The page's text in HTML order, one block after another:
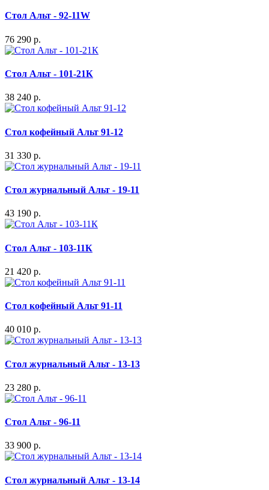
Стол Альт - 92-11W
76 290 р.
Стол Альт - 101-21К
38 240 р.
Стол кофейный Альт 91-12
31 330 р.
Стол журнальный Альт - 19-11
43 190 р.
Стол Альт - 103-11К
21 420 р.
Стол кофейный Альт 91-11
40 010 р.
Стол журнальный Альт - 13-13
23 280 р.
Стол Альт - 96-11
33 900 р.
Стол журнальный Альт - 13-14